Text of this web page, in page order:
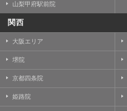
山梨甲府駅前院
関西
大阪エリア
堺院
京都四条院
姫路院